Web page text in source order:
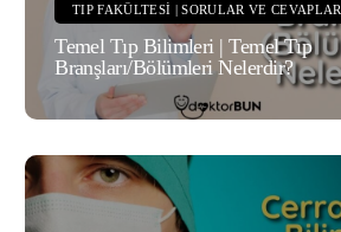
TIP FAKÜLTESI | SORULAR VE CEVAPLAR
Temel Tıp Bilimleri | Temel Tıp
Branşları/Bölümleri Nelerdir?